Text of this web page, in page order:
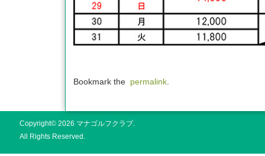
Bookmark thepermalink.
Copyright© 2026 マナゴルフクラブ.
All Rights Reserved.